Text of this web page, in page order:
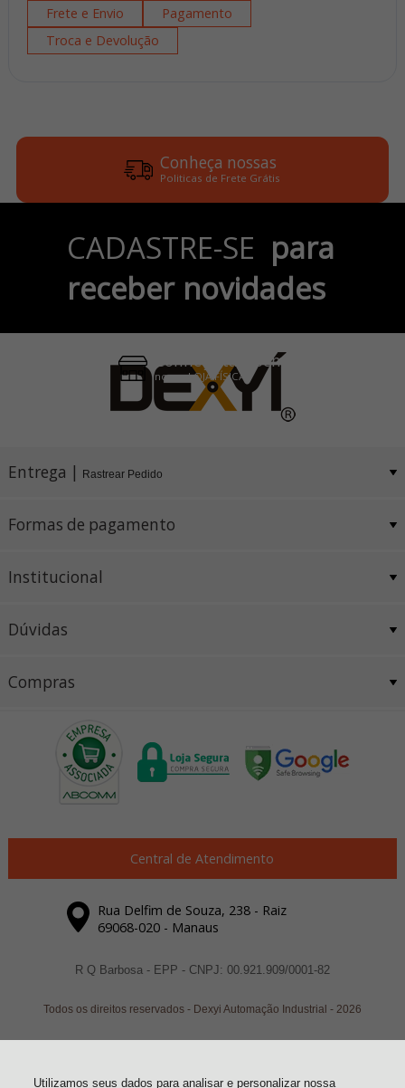
Utilizamos seus dados para analisar e personalizar nossa
Frete e Envio
Pagamento
Troca e Devolução
Conheça nossas
Politicas de Frete Grátis
no Cartão de Crédito
Pix e Boleto
Conheça também
nossa LOJA FÍSICA
CADASTRE-SE para
receber novidades
Entrega | Rastrear Pedido
Formas de pagamento
Institucional
Dúvidas
Compras
Central de Atendimento
Rua Delfim de Souza, 238 - Raiz
69068-020 - Manaus
R Q Barbosa - EPP - CNPJ: 00.921.909/0001-82
Todos os direitos reservados -Dexyi Automação Industrial -2026